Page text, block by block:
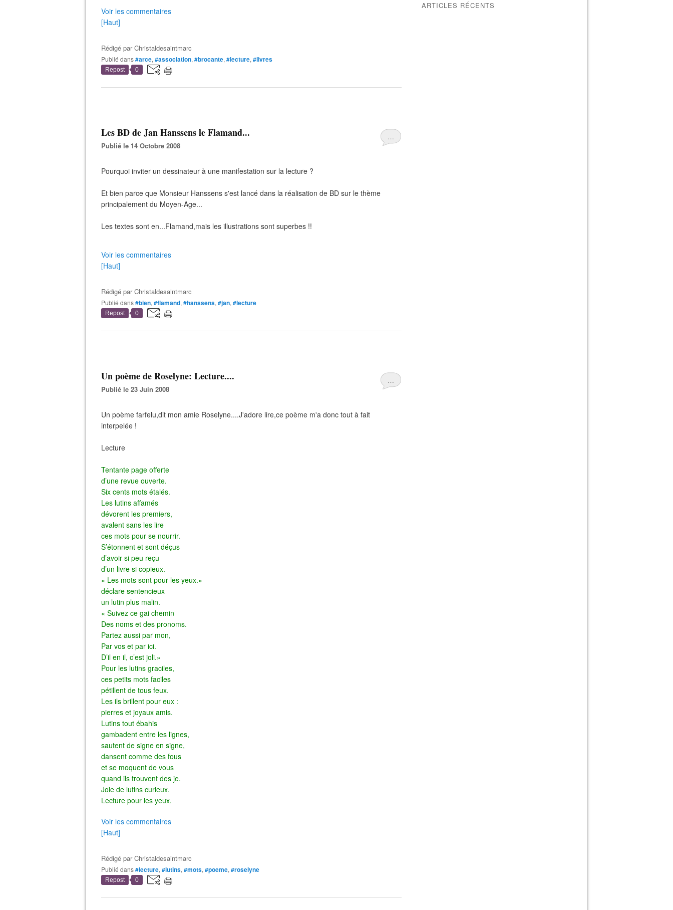
Voir les commentaires
[Haut]
Rédigé parChristaldesaintmarc
Publié dans#arce, #association, #brocante, #lecture, #livres
Repost 0
…
Les BD de Jan Hanssens le Flamand...
Publié le 14 Octobre 2008
Pourquoi inviter un dessinateur à une manifestation sur la lecture ?
Et bien parce que Monsieur Hanssens s'est lancé dans la réalisation de BD sur le thème
principalement du Moyen-Age...
Les textes sont en...Flamand,mais les illustrations sont superbes !!
Voir les commentaires
[Haut]
Rédigé parChristaldesaintmarc
Publié dans#bien, #flamand, #hanssens, #jan, #lecture
Repost 0
…
Un poème de Roselyne: Lecture....
Publié le 23 Juin 2008
Un poème farfelu,dit mon amie Roselyne....J'adore lire,ce poème m'a donc tout à fait
interpelée !
Lecture
Tentante page offerte
d’une revue ouverte.
Six cents mots étalés.
Les lutins affamés
dévorent les premiers,
avalent sans les lire
ces mots pour se nourrir.
S’étonnent et sont déçus
d’avoir si peu reçu
d’un livre si copieux.
« Les mots sont pour les yeux.»
déclare sentencieux
un lutin plus malin.
« Suivez ce gai chemin
Des noms et des pronoms.
Partez aussi par mon,
Par vos et par ici.
D’il en il, c’est joli.»
Pour les lutins graciles,
ces petits mots faciles
pétillent de tous feux.
Les ils brillent pour eux :
pierres et joyaux amis.
Lutins tout ébahis
gambadent entre les lignes,
sautent de signe en signe,
dansent comme des fous
et se moquent de vous
quand ils trouvent des je.
Joie de lutins curieux.
Lecture pour les yeux.
Voir les commentaires
[Haut]
Rédigé parChristaldesaintmarc
Publié dans#lecture, #lutins, #mots, #poeme, #roselyne
Repost 0
ARTICLES RÉCENTS